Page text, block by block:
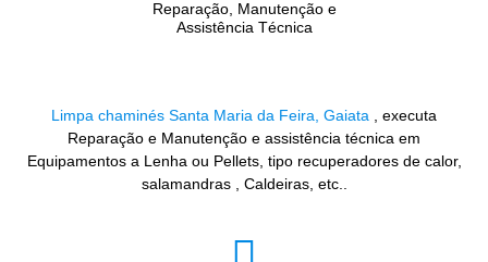
Reparação, Manutenção e
Assistência Técnica
Limpa chaminés Santa Maria da Feira, Gaiata , executa
Reparação e Manutenção e assistência técnica em
Equipamentos a Lenha ou Pellets, tipo recuperadores de calor,
salamandras , Caldeiras, etc..